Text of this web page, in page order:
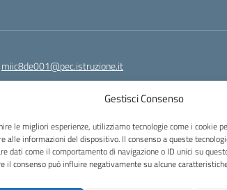
Gestisci Consenso
le migliori esperienze, utilizziamo tecnologie come i cookie
alle informazioni del dispositivo. Il consenso a queste
dati come il comportamento di navigazione o ID unici su
il consenso può influire negativamente su alcune
miic8de001@pec.istruzione.it